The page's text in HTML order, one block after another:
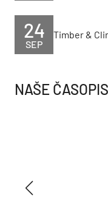
SEP
24 Timber &
NAŠE